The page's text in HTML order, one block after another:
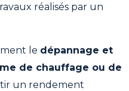
réalisés par un
le dépannage et
de chauffage ou de
un rendement